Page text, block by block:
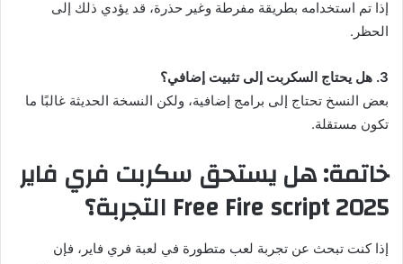
إذا تم استخدامه بطريقة مفرطة وغير حذرة، قد يؤدي ذلك إلى
الحظر.
3. هل يحتاج السكربت إلى تثبيت إضافي؟
بعض النسخ تحتاج إلى برامج إضافية، ولكن النسخة الحديثة غالبًا ما
تكون مستقلة.
خاتمة: هل يستحق سكربت فري فاير
2025 Free Fire script التجربة؟
إذا كنت تبحث عن تجربة لعب متطورة في لعبة فري فاير، فإن